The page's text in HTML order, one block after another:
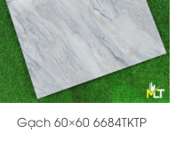
Gạch 60×60 6684TKTP